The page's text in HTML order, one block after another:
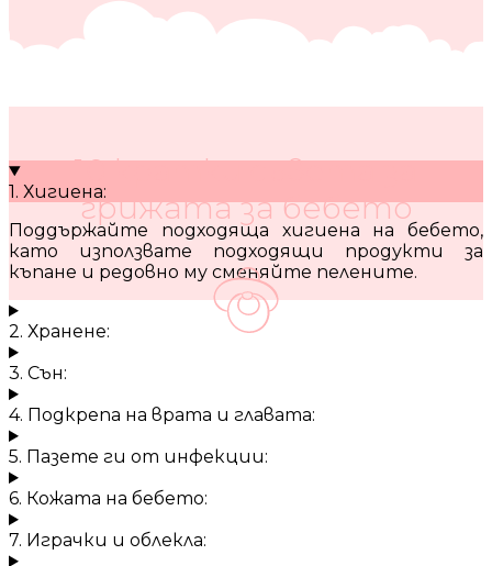
10 кратки съвета за
грижата за бебето
1. Хигиена:
Поддържайте подходяща хигиена на бебето,
като използвате подходящи продукти за
къпане и редовно му сменяйте пелените.
2. Хранене:
3. Сън:
4. Подкрепа на врата и главата:
5. Пазете ги от инфекции:
6. Кожата на бебето:
7. Играчки и облекла: